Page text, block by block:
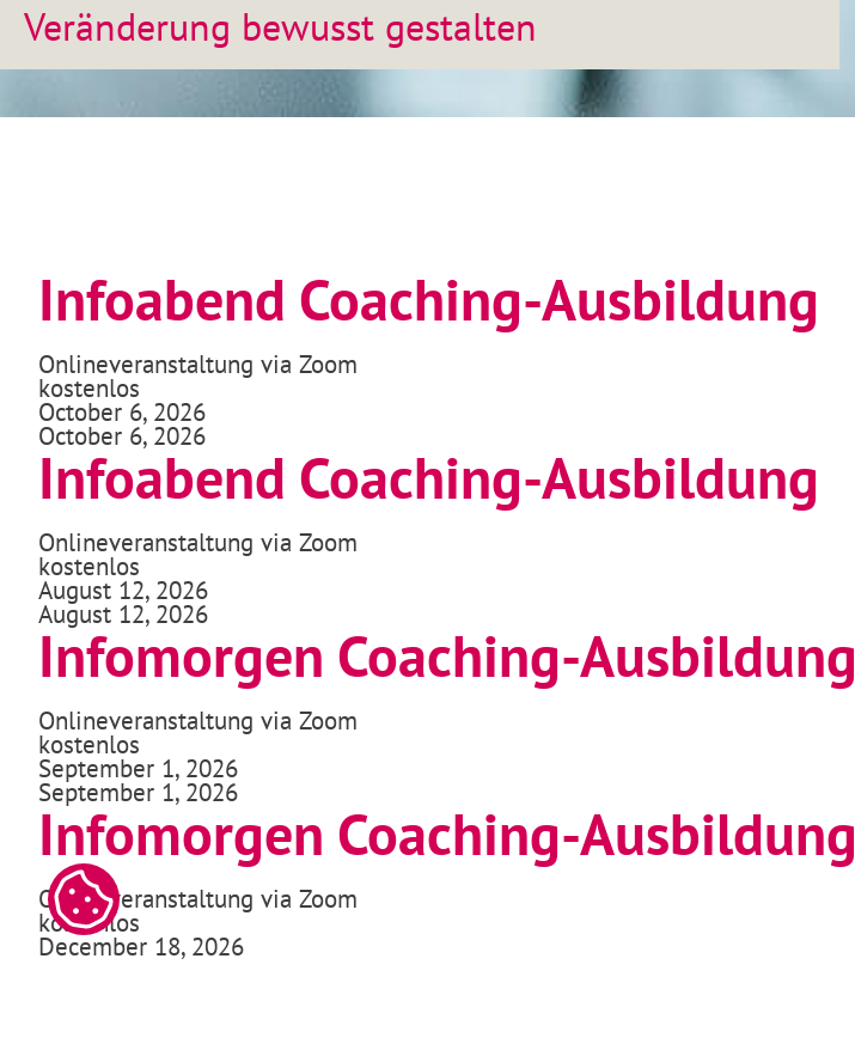
Veränderung bewusst gestalten
Infoabend Coaching-Ausbildung
Onlineveranstaltung via Zoom
kostenlos
October 6, 2026
October 6, 2026
Infoabend Coaching-Ausbildung
Onlineveranstaltung via Zoom
kostenlos
August 12, 2026
August 12, 2026
Infomorgen Coaching-Ausbildung
Onlineveranstaltung via Zoom
kostenlos
September 1, 2026
September 1, 2026
Infomorgen Coaching-Ausbildung
Onlineveranstaltung via Zoom
kostenlos
December 18, 2026
December 18, 2026